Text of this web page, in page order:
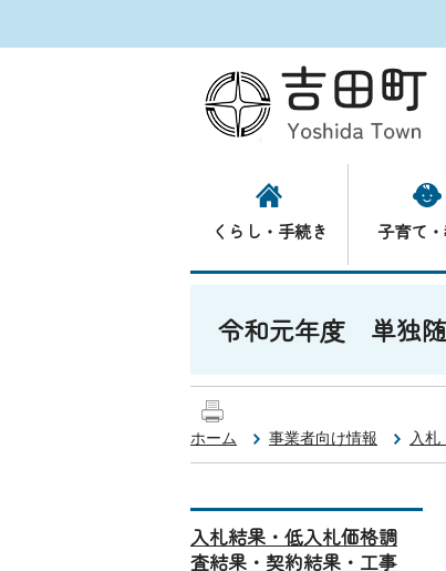
くらし・手続き 子育て
令和元年度 単独
ホーム 事業者向け情報 入札
入札結果・低入札価格調
査結果・契約結果・工事